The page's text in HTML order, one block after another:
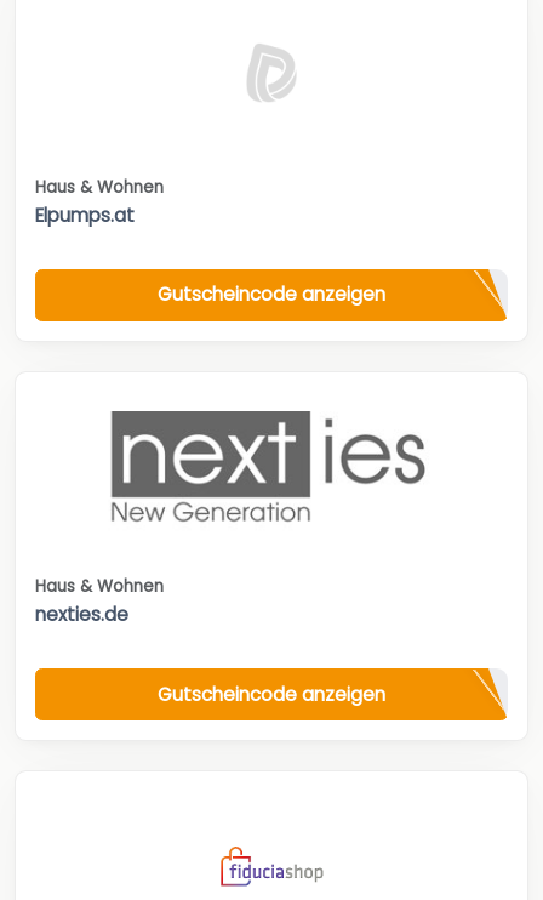
Haus & Wohnen
Elpumps.at
Gutscheincode anzeigen
Haus & Wohnen
nexties.de
Gutscheincode anzeigen